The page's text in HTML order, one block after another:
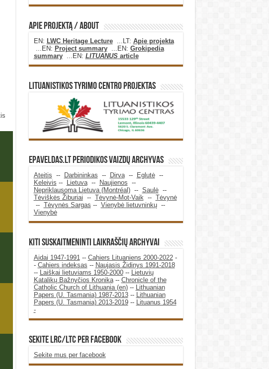
Apie projektą / About
EN: LWC Heritage Lecture...LT: Apie projekta
...EN: Project summary...EN: Grokipedia
summary...EN: LITUANUSarticle
Lituanistikos Tyrimo Centro Projektas
Epaveldas.LT periodikos vaizdų archyvas
Ateitis -- Darbininkas -- Dirva-- Eglutė--
Keleivis -- Lietuva-- Naujienos --
Nepriklausoma Lietuva (Montréal)-- Saulė--
Tėviškės Žiburiai -- Tėvynė-Mot-Vaik -- Tėvynė
-- Tėvynės Sargas -- Vienybė lietuvninkų--
Vienybė
KITI SUSKAITMENINTI LAIKRAŠČIŲ ARCHYVAI
Aidai 1947-1991 -- Cahiers Lituaniens 2000-2022-
- Cahiers indeksas -- Naujasis Židinys 1991-2018
-- Laiškai lietuviams 1950-2000-- Lietuvių
Katalikų Bažnyčios Kronika-- Chronicle of the
Catholic Church of Lithuania (en)-- Lithuanian
Papers (U. Tasmania) 1987-2013-- Lithuanian
Papers (U. Tasmania) 2013-2019-- Lituanus 1954
-
SEKITE LRC/LTC PER FACEBOOK
Sekite mus per facebook